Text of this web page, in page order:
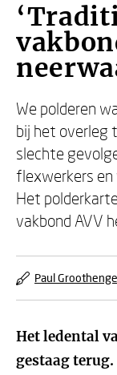
We polderen
bij het overleg
slechte
flexwerkers
Het
vakbond AVV
Paul
Het ledental
gestaag